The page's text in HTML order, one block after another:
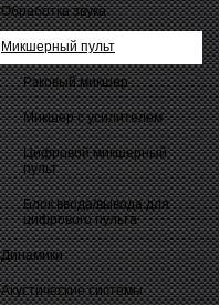
Обработка звука
Микшерный пульт
Рэковый микшер
Микшер с усилителем
Цифровой микшерный
пульт
Блок ввода/вывода для
цифрового пульта
Динамики
Акустические системы